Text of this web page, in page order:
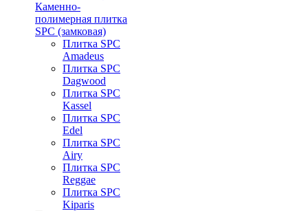
Каменно-
полимерная плитка
SPC (замковая)
Плитка SPC
Amadeus
Плитка SPC
Dagwood
Плитка SPC
Kassel
Плитка SPC
Edel
Плитка SPC
Airy
Плитка SPC
Reggae
Плитка SPC
Kiparis